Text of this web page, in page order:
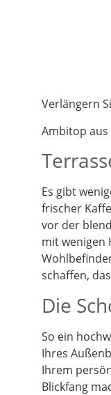
Verlängern
Ambitop
Es gibt
frischer
vor der
mit wenigen
schaffen,
Die
So ein
Ihres
Ihrem
Blickfang